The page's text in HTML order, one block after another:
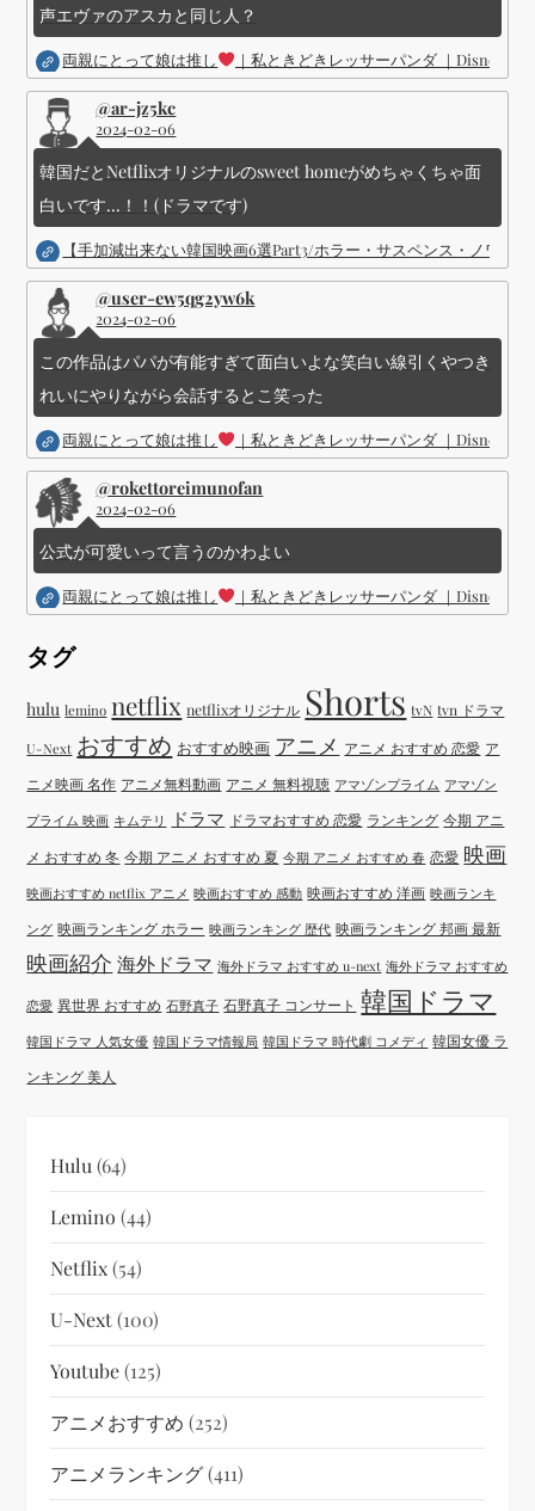
声エヴァのアスカと同じ人？
両親にとって娘は推し ｜私ときどきレッサーパンダ ｜Disney (
@ar-jz5kc
2024-02-06
韓国だとNetflixオリジナルのsweet homeがめちゃくちゃ面
白いです...！！(ドラマです)
【手加減出来ない韓国映画6選Part3/ホラー・サスペンス・ノワー
@user-ew5qg2yw6k
2024-02-06
この作品はパパが有能すぎて面白いよな笑白い線引くやつき
れいにやりながら会話するとこ笑った
両親にとって娘は推し ｜私ときどきレッサーパンダ ｜Disney (
@rokettoreimunofan
2024-02-06
公式が可愛いって言うのかわよい
両親にとって娘は推し ｜私ときどきレッサーパンダ ｜Disney (
タグ
hulu lemino netflix netflixオリジナル Shorts tvN tvn ドラマ
U-Next おすすめ おすすめ映画 アニメ アニメ おすすめ 恋愛 ア
ニメ映画 名作 アニメ無料動画 アニメ 無料視聴 アマゾンプライム アマゾン
プライム 映画 キムテリ ドラマ ドラマおすすめ 恋愛 ランキング 今期 アニ
メ おすすめ 冬 今期 アニメ おすすめ 夏 今期 アニメ おすすめ 春 恋愛 映画
映画おすすめ netflix アニメ 映画おすすめ 感動 映画おすすめ 洋画 映画ランキ
ング 映画ランキング ホラー 映画ランキング 歴代 映画ランキング 邦画 最新
映画紹介 海外ドラマ 海外ドラマ おすすめ u-next 海外ドラマ おすすめ
恋愛 異世界 おすすめ 石野真子 石野真子 コンサート 韓国ドラマ
韓国ドラマ 人気女優 韓国ドラマ情報局 韓国ドラマ 時代劇 コメディ 韓国女優 ラ
ンキング 美人
Hulu (64)
Lemino (44)
Netflix(54)
U-Next(100)
Youtube(125)
アニメおすすめ (252)
アニメランキング(411)